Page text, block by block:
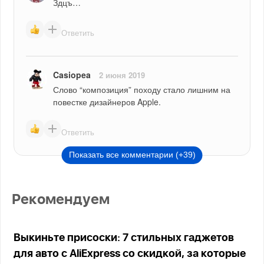
Здцъ…
Ответить
Casiopea 2 июня 2019
Слово “композиция” походу стало лишним на
повестке дизайнеров Apple.
Ответить
Показать все комментарии (+39)
Рекомендуем
Выкиньте присоски: 7 стильных гаджетов
для авто с AliExpress со скидкой, за которые